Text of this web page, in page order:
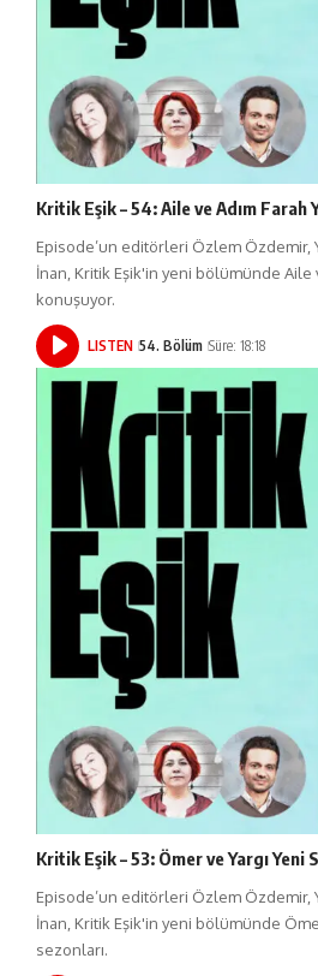
Kritik Eşik – 54: Aile ve Adım Farah
Episode’un editörleri Özlem Özdemir,
İnan, Kritik Eşik'in yeni bölümünde Aile
konuşuyor.
LISTEN 54. Bölüm Süre: 18:18
Kritik Eşik – 53: Ömer ve Yargı Yeni
Episode’un editörleri Özlem Özdemir,
İnan, Kritik Eşik'in yeni bölümünde
sezonları.